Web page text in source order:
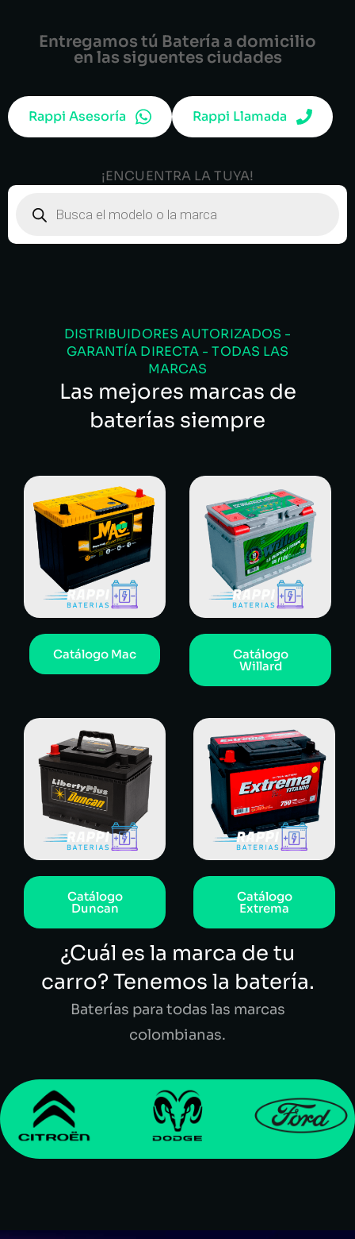
Entregamos tú Batería a domicilio
en las siguentes ciudades
Rappi Asesoría Rappi Llamada
¡ENCUENTRA LA TUYA!
DISTRIBUIDORES AUTORIZADOS -
GARANTÍA DIRECTA - TODAS LAS
MARCAS
Las mejores marcas de
baterías siempre
Catálogo Mac Catálogo
Willard
Catálogo
Duncan
Catálogo
Extrema
¿Cuál es la marca de tu
carro? Tenemos la batería.
Baterías para todas las marcas
colombianas.